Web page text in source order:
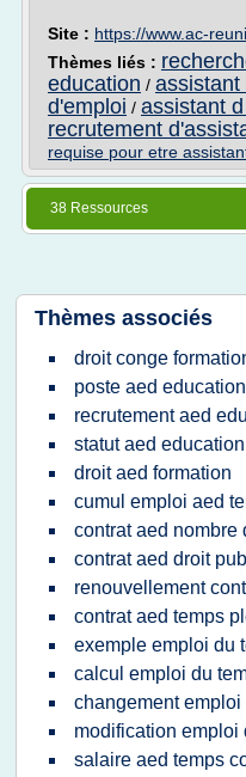
Site : https://www.ac-
Thèmes liés :
education / assistant
d'emploi / assistant
recrutement
requise pour etre
38 Ressources
Thèmes associés
droit conge
poste aed
recrutement aed
statut aed
droit aed formation
cumul emploi aed
contrat aed nombre
contrat aed droit
renouvellement
contrat aed temps
exemple emploi du
calcul emploi du
changement emploi
modification emploi
salaire aed temps